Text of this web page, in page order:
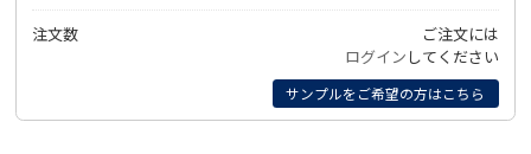
注文数
ご注文には
ログイン してください
サンプルをご希望の方はこちら